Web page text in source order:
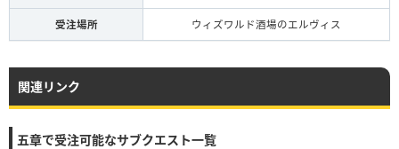
受注場所 ウィズワルド酒場のエルヴィス
関連リンク
五章で受注可能なサブクエスト一覧